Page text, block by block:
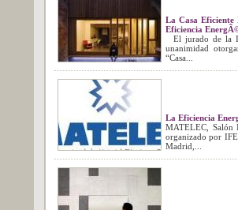
La Casa Eficiente
Eficiencia
El jurado de la
unanimidad
“Casa...
La Eficiencia
MATELEC, Salón
organizado por
Madrid,...